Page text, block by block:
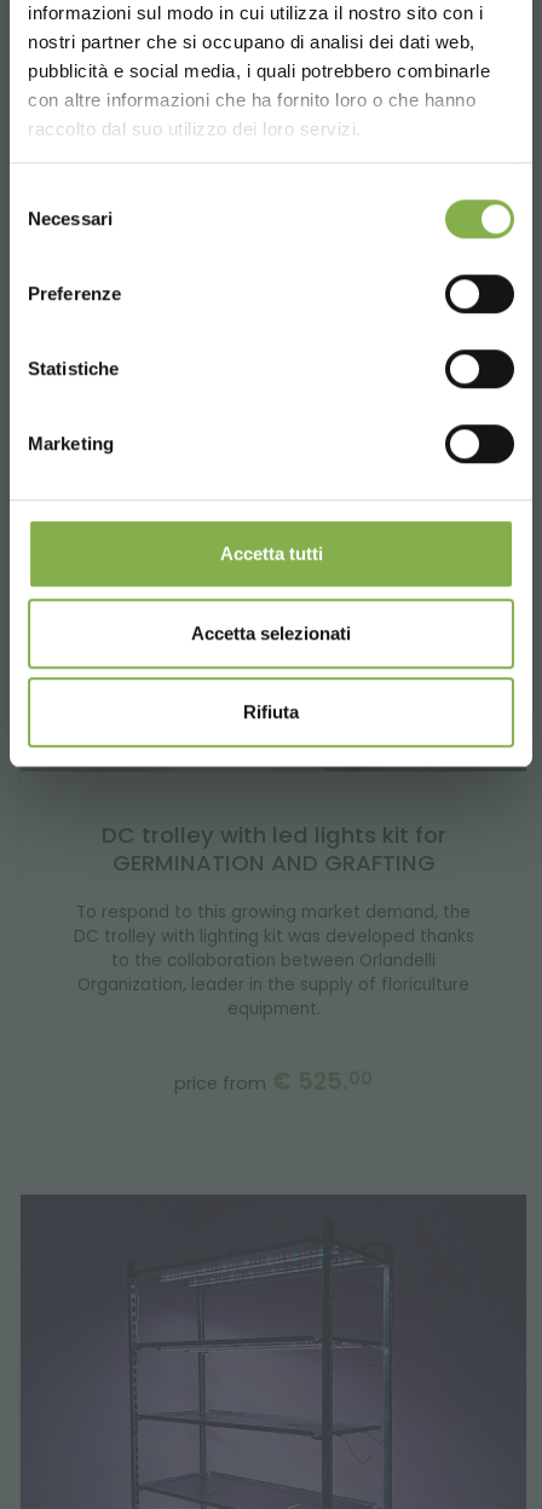
informazioni sul modo in cui utilizza il nostro sito con i
nostri partner che si occupano di analisi dei dati web,
pubblicità e social media, i quali potrebbero combinarle
con altre informazioni che ha fornito loro o che hanno
raccolto dal suo utilizzo dei loro servizi.
delNecessari
Preferenze
Statistiche
Marketing
Accetta tutti
Accetta selezionati
Rifiuta
DC trolley with led lights kit for
GERMINATION AND GRAFTING
To respond to this growing market demand, the
DC trolley with lighting kit was developed thanks
to the collaboration between Orlandelli
Organization, leader in the supply of floriculture
equipment.
price from € 525.00
Choose the country you are in and your
language for a better browsing experience